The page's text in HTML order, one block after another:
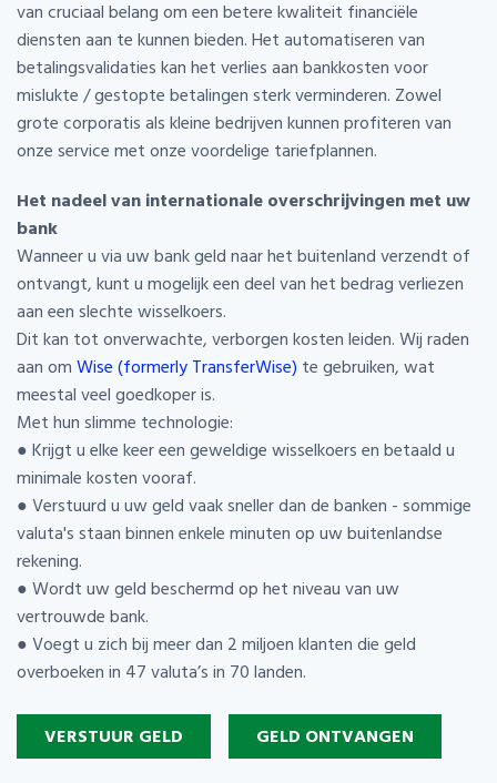
van cruciaal belang om een betere kwaliteit financiële
diensten aan te kunnen bieden. Het automatiseren van
betalingsvalidaties kan het verlies aan bankkosten voor
mislukte / gestopte betalingen sterk verminderen. Zowel
grote corporatis als kleine bedrijven kunnen profiteren van
onze service met onze voordelige tariefplannen.
Het nadeel van internationale overschrijvingen met uw
bank
Wanneer u via uw bank geld naar het buitenland verzendt of
ontvangt, kunt u mogelijk een deel van het bedrag verliezen
aan een slechte wisselkoers.
Dit kan tot onverwachte, verborgen kosten leiden. Wij raden
aan omWise (formerly TransferWise) te gebruiken, wat
meestal veel goedkoper is.
Met hun slimme technologie:
● Krijgt u elke keer een geweldige wisselkoers en betaald u
minimale kosten vooraf.
● Verstuurd u uw geld vaak sneller dan de banken - sommige
valuta's staan binnen enkele minuten op uw buitenlandse
rekening.
● Wordt uw geld beschermd op het niveau van uw
vertrouwde bank.
● Voegt u zich bij meer dan 2 miljoen klanten die geld
overboeken in 47 valuta’s in 70 landen.
VERSTUUR GELD GELD ONTVANGEN